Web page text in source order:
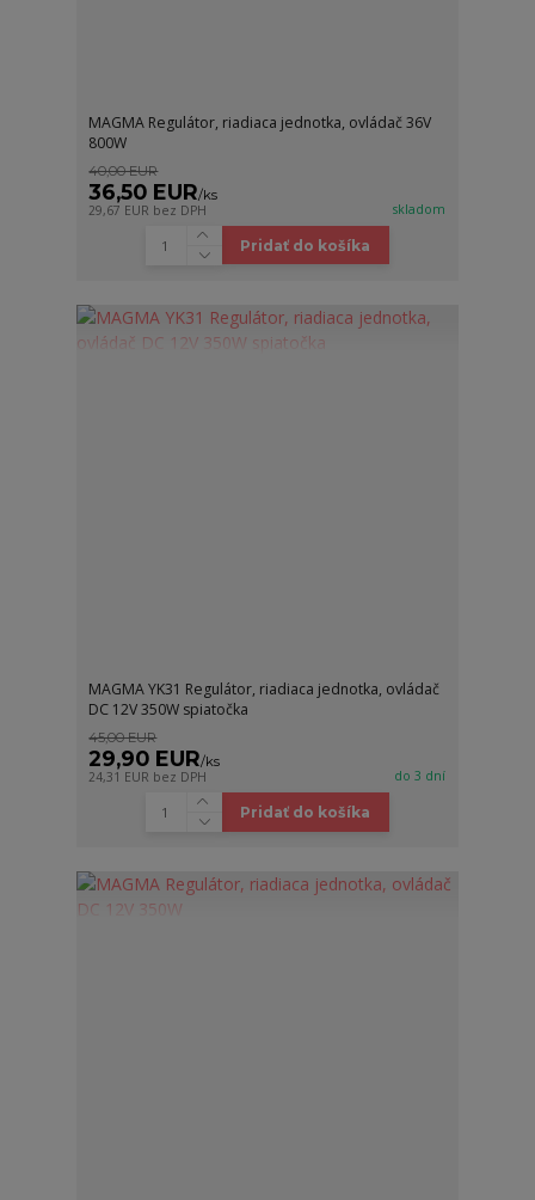
MAGMA Regulátor, riadiaca jednotka, ovládač 36V
800W
40,00 EUR
36,50 EUR/ks
29,67 EUR bez DPH skladom
Pridať do košíka
MAGMA YK31 Regulátor, riadiaca jednotka, ovládač
DC 12V 350W spiatočka
45,00 EUR
29,90 EUR/ks
24,31 EUR bez DPH do 3 dní
Pridať do košíka